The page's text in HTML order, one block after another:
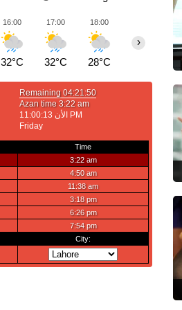
16:00
32°C
17:00
32°C
18:00
28°C
›